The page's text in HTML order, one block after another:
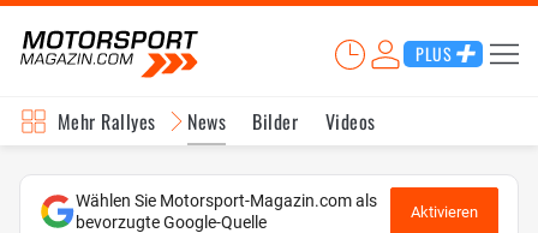
PLUS
Mehr Rallyes News Bilder Videos
Wählen Sie Motorsport-Magazin.com als
bevorzugte Google-Quelle
Aktivieren